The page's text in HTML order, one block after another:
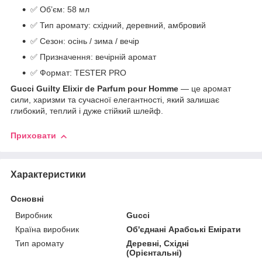
✅ Обʼєм: 58 мл
✅ Тип аромату: східний, деревний, амбровий
✅ Сезон: осінь / зима / вечір
✅ Призначення: вечірній аромат
✅ Формат: TESTER PRO
Gucci Guilty Elixir de Parfum pour Homme — це аромат
сили, харизми та сучасної елегантності, який залишає
глибокий, теплий і дуже стійкий шлейф.
Приховати
Характеристики
Основні
Виробник
Gucci
Країна виробник
Об'єднані Арабські Емірати
Тип аромату
Деревні, Східні
(Орієнтальні)